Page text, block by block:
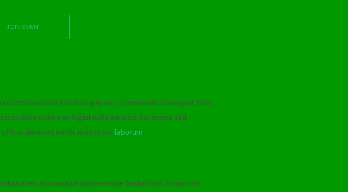
JOIN EVENT
ullamco laboris nisi ut aliquip ex ea commodo consequat. Duis
cillum dolore eu fugiat nulla pariatur. Excepteur sint
deserunt mollit anim id est laborum.
accusantium doloremque laudantium, totam rem